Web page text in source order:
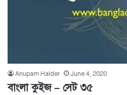
Anupam Halder June 4, 2020
বাংলা কুইজ – সেট ৩৫